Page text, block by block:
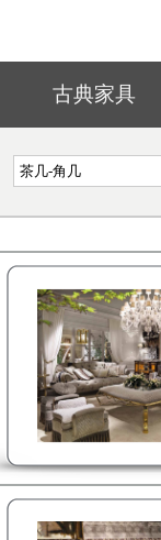
古典家具